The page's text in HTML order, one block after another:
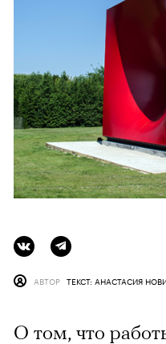
АВТОР ТЕКСТ: АНАСТАСИЯ
О том, что